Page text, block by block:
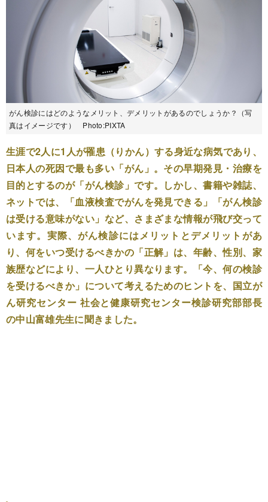
がん検診にはどのようなメリット、デメリットがあるのでしょうか？（写
真はイメージです） Photo:PIXTA
生涯で2人に1人が罹患（りかん）する身近な病気であり、
日本人の死因で最も多い「がん」。その早期発見・治療を
目的とするのが「がん検診」です。しかし、書籍や雑誌、
ネットでは、「血液検査でがんを発見できる」「がん検診
は受ける意味がない」など、さまざまな情報が飛び交って
います。実際、がん検診にはメリットとデメリットがあ
り、何をいつ受けるべきかの「正解」は、年齢、性別、家
族歴などにより、一人ひとり異なります。「今、何の検診
を受けるべきか」について考えるためのヒントを、国立が
ん研究センター 社会と健康研究センター検診研究部部長
の中山富雄先生に聞きました。